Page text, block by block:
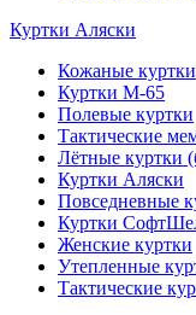
Куртки Аляски
Кожаные куртки
Куртки М-65
Полевые куртки
Тактические
Лётные куртки
Куртки Аляски
Повседневные
Куртки
Женские куртки
Утепленные
Тактические